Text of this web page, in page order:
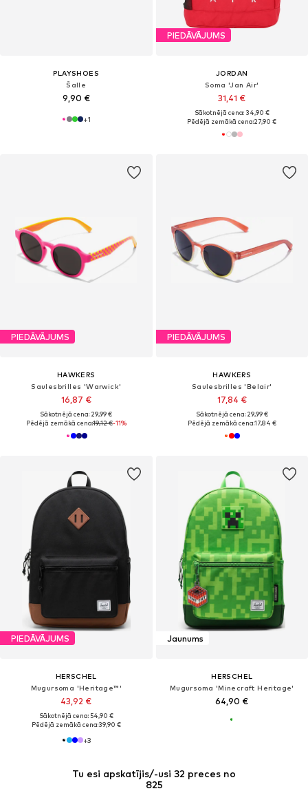
PLAYSHOES
Šalle
9,90 €
+1
PIEDĀVĀJUMS
JORDAN
Soma 'Jan Air'
31,41 €
Sākotnējā cena: 34,90 €
Pēdējā zemākā cena:27,90 €
PIEDĀVĀJUMS
HAWKERS
Saulesbrilles 'Warwick'
16,87 €
Sākotnējā cena: 29,99 €
Pēdējā zemākā cena:19,12 €-11%
PIEDĀVĀJUMS
HAWKERS
Saulesbrilles 'Belair'
17,84 €
Sākotnējā cena: 29,99 €
Pēdējā zemākā cena:17,84 €
PIEDĀVĀJUMS
HERSCHEL
Mugursoma 'Heritage™'
43,92 €
Sākotnējā cena: 54,90 €
Pēdējā zemākā cena:39,90 €
+3
Jaunums
HERSCHEL
Mugursoma 'Minecraft Heritage'
64,90 €
Tu esi apskatījis/-usi 32 preces no
825